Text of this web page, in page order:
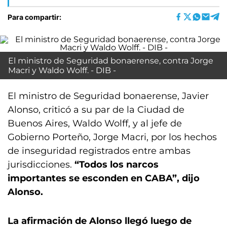
Para compartir:
El ministro de Seguridad bonaerense, contra Jorge
Macri y Waldo Wolff. - DIB -
El ministro de Seguridad bonaerense, Javier
Alonso, criticó a su par de la Ciudad de
Buenos Aires, Waldo Wolff, y al jefe de
Gobierno Porteño, Jorge Macri, por los hechos
de inseguridad registrados entre ambas
jurisdicciones. “Todos los narcos
importantes se esconden en CABA”, dijo
Alonso.
La afirmación de Alonso llegó luego de